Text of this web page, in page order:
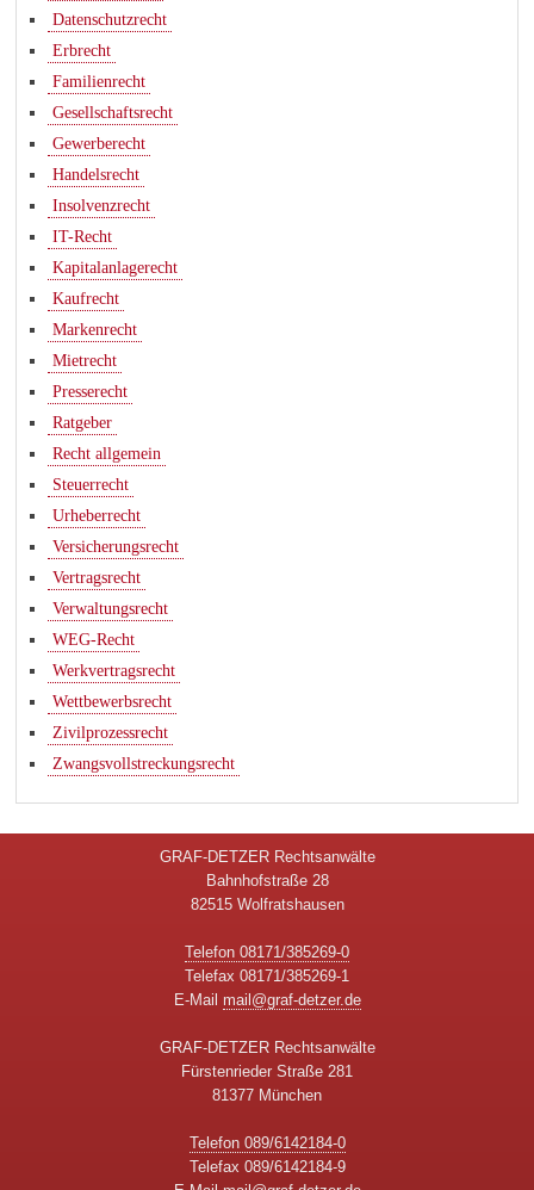
Datenschutzrecht
Erbrecht
Familienrecht
Gesellschaftsrecht
Gewerberecht
Handelsrecht
Insolvenzrecht
IT-Recht
Kapitalanlagerecht
Kaufrecht
Markenrecht
Mietrecht
Presserecht
Ratgeber
Recht allgemein
Steuerrecht
Urheberrecht
Versicherungsrecht
Vertragsrecht
Verwaltungsrecht
WEG-Recht
Werkvertragsrecht
Wettbewerbsrecht
Zivilprozessrecht
Zwangsvollstreckungsrecht
GRAF-DETZER Rechtsanwälte
Bahnhofstraße 28
82515 Wolfratshausen
Telefon 08171/385269-0
Telefax 08171/385269-1
E-Mail mail@graf-detzer.de
GRAF-DETZER Rechtsanwälte
Fürstenrieder Straße 281
81377 München
Telefon 089/6142184-0
Telefax 089/6142184-9